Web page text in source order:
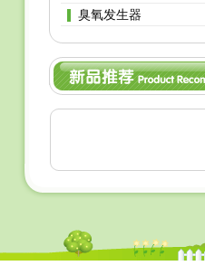
臭氧发生器